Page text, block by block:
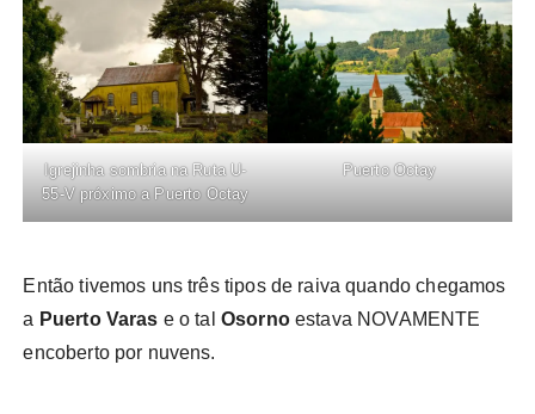
Igrejinha sombria na Ruta U-
55-V próximo a Puerto Octay
Puerto Octay
Então tivemos uns três tipos de raiva quando chegamos
a Puerto Varas e o tal Osornoestava NOVAMENTE
encoberto por nuvens.